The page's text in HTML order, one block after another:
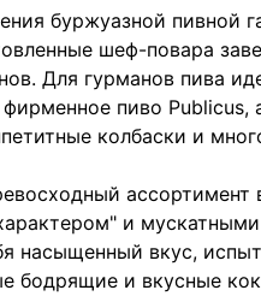
буржуазной пивной
шеф-повара
Для гурманов пива
пиво
колбаски и
и
насыщенный вкус,
бодрящие и вкусные